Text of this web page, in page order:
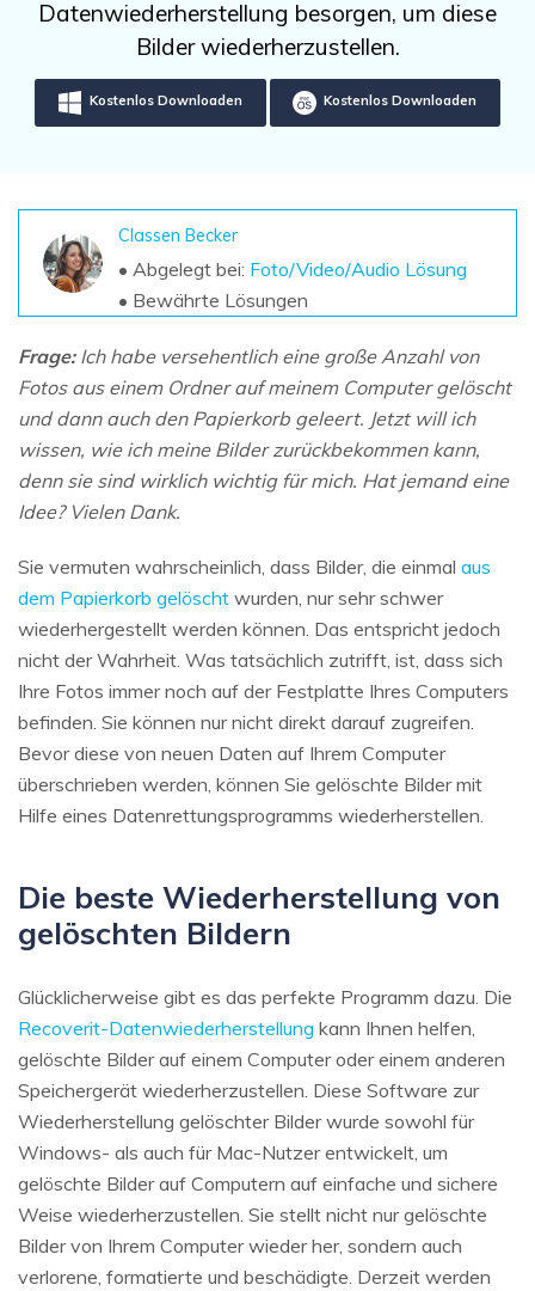
Unbegrenzte Daten vom Mac-System
Kostenlos Testen
Verlorene/gel?schte Daten kostenlos
Kostenlos Testen
Weitere Produkte
Repairit - Datenreparatur
Datenverlust-Szenarien
Aktuelles Thema
Sign In
search
Datenwiederherstellung besorgen, um diese
Bilder wiederherzustellen.
Kostenlos Downloaden Kostenlos Downloaden
Classen Becker
• Abgelegt bei: Foto/Video/Audio Lösung
• Bewährte Lösungen
Frage:Ich habe versehentlich eine große Anzahl von
Fotos aus einem Ordner auf meinem Computer gelöscht
und dann auch den Papierkorb geleert. Jetzt will ich
wissen, wie ich meine Bilder zurückbekommen kann,
denn sie sind wirklich wichtig für mich. Hat jemand eine
Idee? Vielen Dank.
Sie vermuten wahrscheinlich, dass Bilder, die einmal aus
dem Papierkorb gelöscht wurden, nur sehr schwer
wiederhergestellt werden können. Das entspricht jedoch
nicht der Wahrheit. Was tatsächlich zutrifft, ist, dass sich
Ihre Fotos immer noch auf der Festplatte Ihres Computers
befinden. Sie können nur nicht direkt darauf zugreifen.
Bevor diese von neuen Daten auf Ihrem Computer
überschrieben werden, können Sie gelöschte Bilder mit
Hilfe eines Datenrettungsprogramms wiederherstellen.
Die beste Wiederherstellung von
gelöschten Bildern
Glücklicherweise gibt es das perfekte Programm dazu. Die
Recoverit-Datenwiederherstellung kann Ihnen helfen,
gelöschte Bilder auf einem Computer oder einem anderen
Speichergerät wiederherzustellen. Diese Software zur
Wiederherstellung gelöschter Bilder wurde sowohl für
Windows- als auch für Mac-Nutzer entwickelt, um
gelöschte Bilder auf Computern auf einfache und sichere
Weise wiederherzustellen. Sie stellt nicht nur gelöschte
Bilder von Ihrem Computer wieder her, sondern auch
verlorene, formatierte und beschädigte. Derzeit werden